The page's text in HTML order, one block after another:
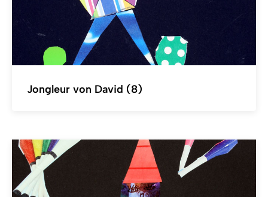
Jongleur von David (8)